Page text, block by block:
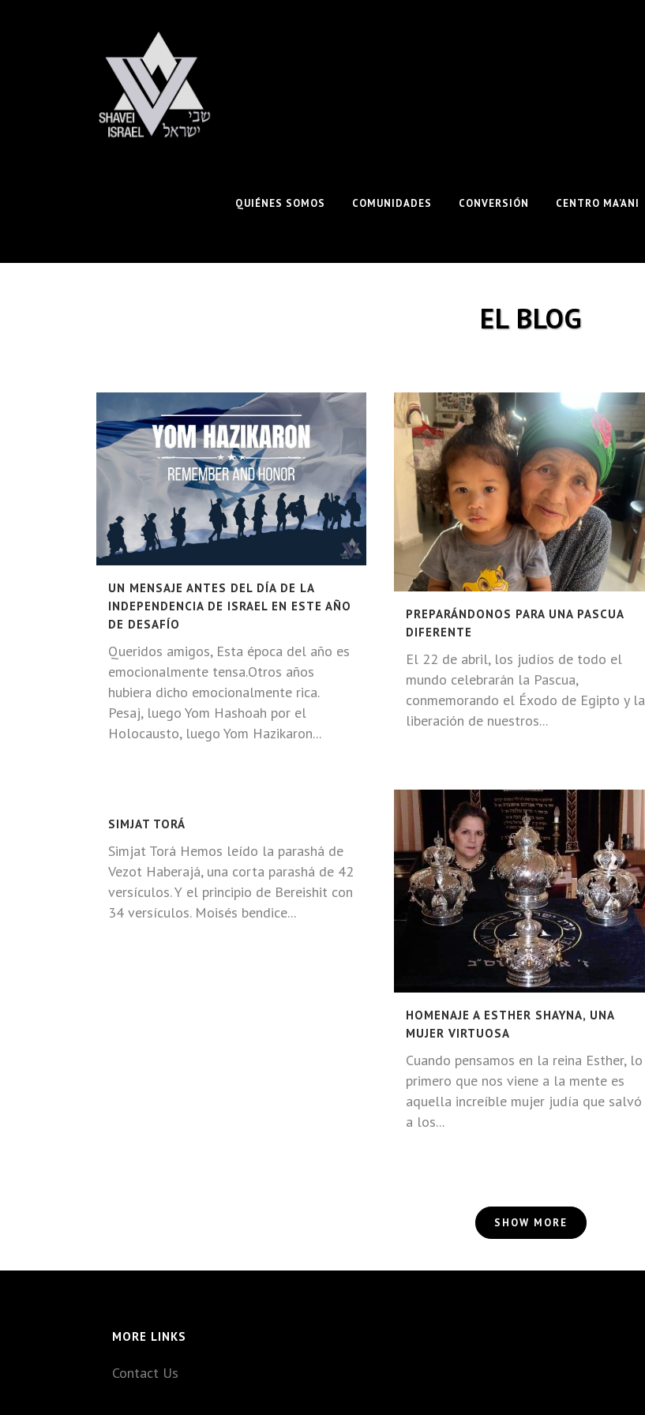
QUIÉNES SOMOS COMUNIDADES CONVERSIÓN CENTRO MA’ANI
EL BLOG
UN MENSAJE ANTES DEL DÍA DE LA
INDEPENDENCIA DE ISRAEL EN ESTE AÑO
DE DESAFÍO
Queridos amigos, Esta época del año es
emocionalmente tensa.Otros años
hubiera dicho emocionalmente rica.
Pesaj, luego Yom Hashoah por el
Holocausto, luego Yom Hazikaron...
PREPARÁNDONOS PARA UNA PASCUA
DIFERENTE
El 22 de abril, los judíos de todo el
mundo celebrarán la Pascua,
conmemorando el Éxodo de Egipto y la
liberación de nuestros...
HOMENAJE A ESTHER SHAYNA, UNA
MUJER VIRTUOSA
Cuando pensamos en la reina Esther, lo
primero que nos viene a la mente es
aquella increíble mujer judía que salvó
a los...
SIMJAT TORÁ
Simjat Torá Hemos leído la parashá de
Vezot Haberajá, una corta parashá de 42
versículos. Y el principio de Bereishit con
34 versículos. Moisés bendice...
SHOW MORE
MORE LINKS
Contact Us